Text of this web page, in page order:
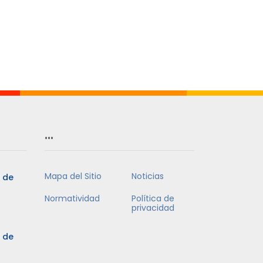
de
de
…
Mapa del Sitio
Noticias
Normatividad
Política de
privacidad